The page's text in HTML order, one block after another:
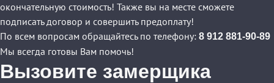
окончательную стоимость! Также вы на месте сможете
подписать договор и совершить предоплату!
По всем вопросам обращайтесь по телефону: 8 912 881-90-89
Мы всегда готовы Вам помочь!
Вызовите замерщика